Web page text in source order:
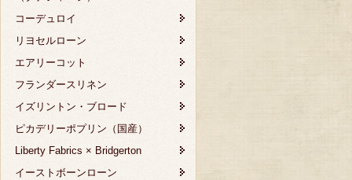
コーデュロイ
リヨセルローン
エアリーコット
フランダースリネン
イズリントン・ブロード
ピカデリーポプリン（国産）
Liberty Fabrics × Bridgerton
イーストボーンローン